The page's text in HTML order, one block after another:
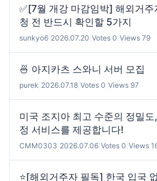
✅[7월 개강 마감임박] 해외거
청 전 반드시 확인할 5가지
sunkyo6 2026.07.20 Votes 0 Views 79
🍜 아지카츠 스와니 서버 모집
purek 2026.07.18 Votes 0 Views 97
미국 조지아 최고 수준의 정밀
정 서비스를 제공합니다!
CMM0303 2026.07.06 Votes 0 Views
⭐[해외거주자 필독] 한국 입국